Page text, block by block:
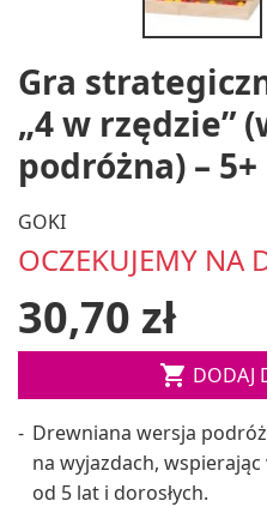
Gra
„4 w rzędzie”
podróżna) – 5+
GOKI
OCZEKUJEMY NA
30,70 zł
 DODAJ
Drewniana wersja
na wyjazdach,
od 5 lat i dorosłych.